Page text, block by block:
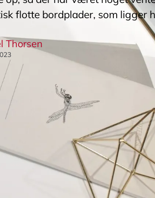
flotte bordplader, som ligger
Thorsen